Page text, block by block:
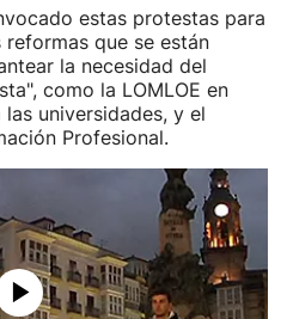
estas protestas para
que se están
la necesidad del
como la LOMLOE en
las universidades, y el
Profesional.